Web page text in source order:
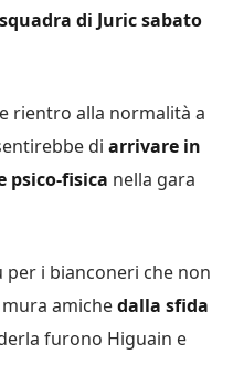
di Juric sabato
rientro alla normalità a
di arrivare in
psico-fisica nella gara
i bianconeri che non
amichedalla sfida
furono Higuain e